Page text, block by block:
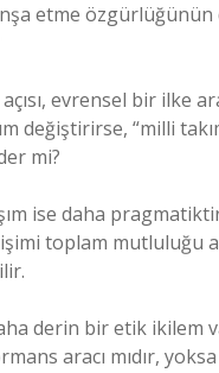
etme özgürlüğünün
evrensel bir ilke
değiştirirse, “milli
mi?
ise daha
toplam mutluluğu
derin bir etik ikilem
aracı mıdır,